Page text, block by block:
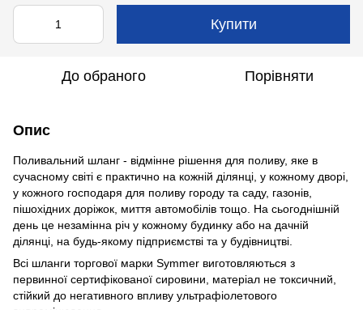
Купити
До обраного Порівняти
Опис
Поливальний шланг - відмінне рішення для поливу, яке в
сучасному світі є практично на кожній ділянці, у кожному дворі,
у кожного господаря для поливу городу та саду, газонів,
пішохідних доріжок, миття автомобілів тощо. На сьогоднішній
день це незамінна річ у кожному будинку або на дачній
ділянці, на будь-якому підприємстві та у будівництві.
Всі шланги торгової марки Symmer виготовляються з
первинної сертифікованої сировини, матеріал не токсичний,
стійкий до негативного впливу ультрафіолетового